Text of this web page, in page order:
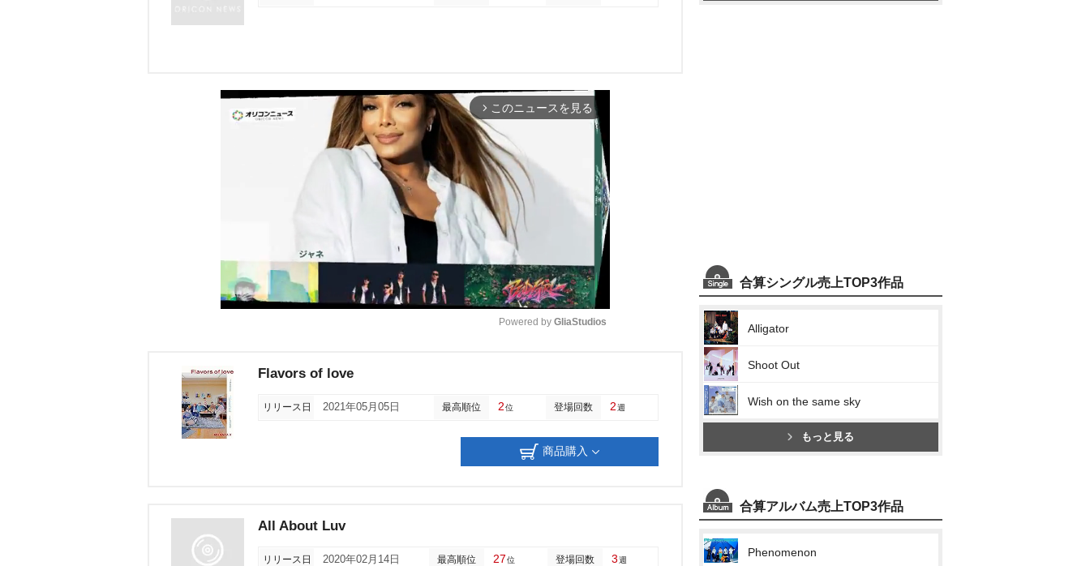
arrow_forward_ios このニュースを見る
e
Powered by GliaStudios
Flavors of love
リリース日 2021年05月05日 最高順位 2位 登場回数 2週
商品購入
All About Luv
リリース日 2020年02月14日 最高順位 27位 登場回数 3週
合算シングル売上TOP3作品
Alligator
Shoot Out
Wish on the same sky
もっと見る
合算アルバム売上TOP3作品
Phenomenon